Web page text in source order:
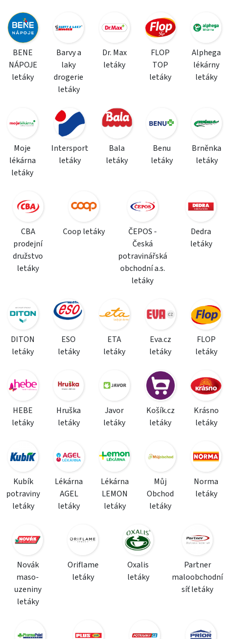
BENE
NÁPOJE
letáky
Barvy a
laky
drogerie
letáky
Dr. Max
letáky
FLOP
TOP
letáky
Alphega
lékárny
letáky
Moje
lékárna
letáky
Intersport
letáky
Bala
letáky
Benu
letáky
Brněnka
letáky
CBA
prodejní
družstvo
letáky
Coop letáky
ČEPOS -
Česká
potravinářská
obchodní a.s.
letáky
Dedra
letáky
DITON
letáky
ESO
letáky
ETA
letáky
Eva.cz
letáky
FLOP
letáky
HEBE
letáky
Hruška
letáky
Javor
letáky
Košík.cz
letáky
Krásno
letáky
Kubík
potraviny
letáky
Lékárna
AGEL
letáky
Lékárna
LEMON
letáky
Můj
Obchod
letáky
Norma
letáky
Novák
maso-
uzeniny
letáky
Oriflame
letáky
Oxalis
letáky
Partner
maloobchodní
síť letáky